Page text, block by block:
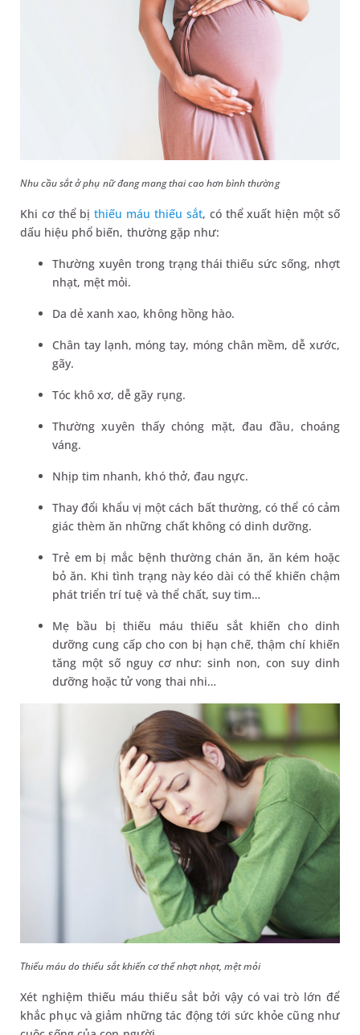
Nhu cầu sắt ở phụ nữ đang mang thai cao hơn bình thường
Khi cơ thể bịthiếu máu thiếu sắt, có thể xuất hiện một số
dấu hiệu phổ biến, thường gặp như:
Thường xuyên trong trạng thái thiếu sức sống, nhợt
nhạt, mệt mỏi.
Da dẻ xanh xao, không hồng hào.
Chân tay lạnh, móng tay, móng chân mềm, dễ xước,
gãy.
Tóc khô xơ, dễ gãy rụng.
Thường xuyên thấy chóng mặt, đau đầu, choáng
váng.
Nhịp tim nhanh, khó thở, đau ngực.
Thay đổi khẩu vị một cách bất thường, có thể có cảm
giác thèm ăn những chất không có dinh dưỡng.
Trẻ em bị mắc bệnh thường chán ăn, ăn kém hoặc
bỏ ăn. Khi tình trạng này kéo dài có thể khiến chậm
phát triển trí tuệ và thể chất, suy tim…
Mẹ bầu bị thiếu máu thiếu sắt khiến cho dinh
dưỡng cung cấp cho con bị hạn chế, thậm chí khiến
tăng một số nguy cơ như: sinh non, con suy dinh
dưỡng hoặc tử vong thai nhi…
Thiếu máu do thiếu sắt khiến cơ thể nhợt nhạt, mệt mỏi
Xét nghiệm thiếu máu thiếu sắt bởi vậy có vai trò lớn để
khắc phục và giảm những tác động tới sức khỏe cũng như